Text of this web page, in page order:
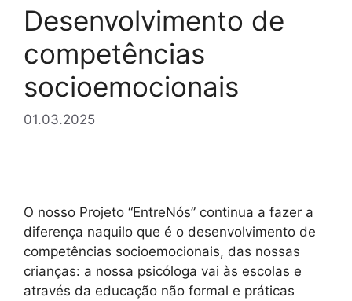
Desenvolvimento de
competências
socioemocionais
01.03.2025
O nosso Projeto “EntreNós” continua a fazer a
diferença naquilo que é o desenvolvimento de
competências socioemocionais, das nossas
crianças: a nossa psicóloga vai às escolas e
através da educação não formal e práticas